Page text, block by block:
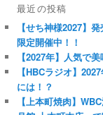
最近の投稿
【せち神様2027】
限定開催中！！
【2027年】人気で
【HBCラジオ】
には！？
【上本町焼肉】